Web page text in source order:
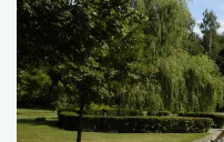
Fotos
Sonstiges